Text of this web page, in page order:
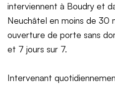
interviennent à Boudry et
Neuchâtel en moins de 30
ouverture de porte sans
et 7 jours sur 7.
Intervenant